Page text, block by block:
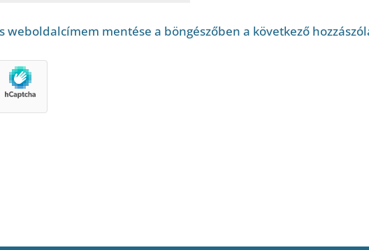
weboldalcímem mentése a böngészőben a következő